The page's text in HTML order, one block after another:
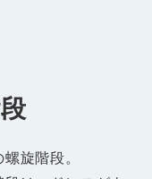
旋階段。